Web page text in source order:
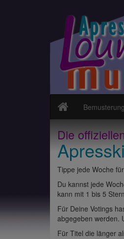
Bemusterung
Die
Tippe jede Woche
Du kannst jede
kann mit 1 bis 5
Für Deine Votings
abgegeben werden.
Für Titel die länger